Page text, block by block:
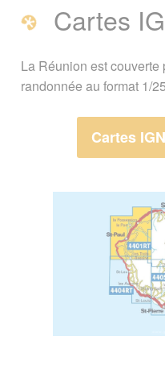
Cartes
La Réunion est couverte
randonnée au format 1/
Cartes